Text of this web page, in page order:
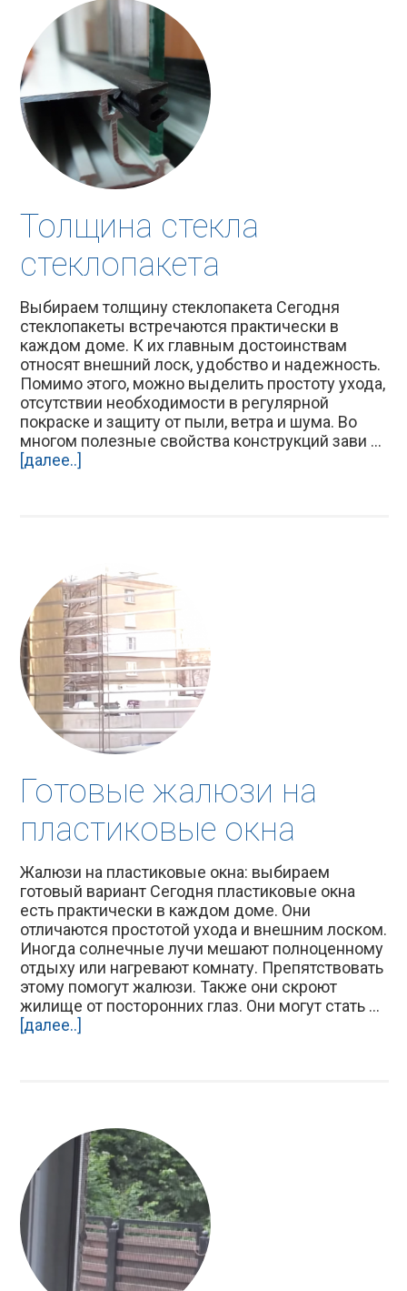
Толщина стекла
стеклопакета
Выбираем толщину стеклопакета Сегодня
стеклопакеты встречаются практически в
каждом доме. К их главным достоинствам
относят внешний лоск, удобство и надежность.
Помимо этого, можно выделить простоту ухода,
отсутствии необходимости в регулярной
покраске и защиту от пыли, ветра и шума. Во
многом полезные свойства конструкций зави ...
[далее..]
Готовые жалюзи на
пластиковые окна
Жалюзи на пластиковые окна: выбираем
готовый вариант Сегодня пластиковые окна
есть практически в каждом доме. Они
отличаются простотой ухода и внешним лоском.
Иногда солнечные лучи мешают полноценному
отдыху или нагревают комнату. Препятствовать
этому помогут жалюзи. Также они скроют
жилище от посторонних глаз. Они могут стать ...
[далее..]